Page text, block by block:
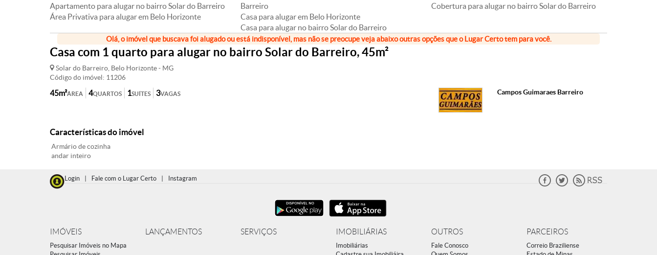
Apartamento para alugar no bairro Solar do Barreiro
Área Privativa para alugar em Belo Horizonte
Barreiro
Casa para alugar em Belo Horizonte
Casa para alugar no bairro Solar do Barreiro
Cobertura para alugar no bairro Solar do Barreiro
Olá, o imóvel que buscava foi alugado ou está indisponível, mas não se preocupe veja abaixo outras opções que o Lugar Certo tem para você.
Casa com 1 quarto para alugar no bairro Solar do Barreiro, 45m²
Solar do Barreiro, Belo Horizonte - MG
Código do imóvel: 11206
ÁREA
45m² QUARTOS
4 SUÍTES
1 VAGAS
3 Campos Guimaraes Barreiro
Características do imóvel
Armário de cozinha
andar inteiro
Login Fale com o Lugar Certo Instagram
IMÓVEIS
Pesquisar Imóveis no Mapa
LANÇAMENTOS SERVIÇOS IMOBILIÁRIAS
Imobiliárias
OUTROS
Fale Conosco
PARCEIROS
Correio Braziliense